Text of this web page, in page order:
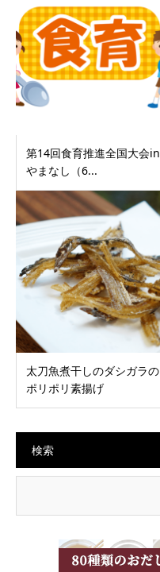
第14回食育推進全国大会in
やまなし（6...
太刀魚煮干しのダシガラの
ポリポリ素揚げ
検索